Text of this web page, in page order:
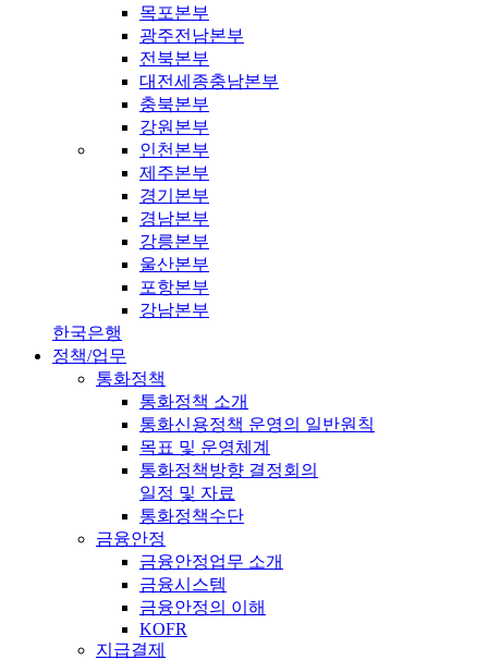
목포본부
광주전남본부
전북본부
대전세종충남본부
충북본부
강원본부
인천본부
제주본부
경기본부
경남본부
강릉본부
울산본부
포항본부
강남본부
한국은행
정책/업무
통화정책
통화정책 소개
통화신용정책 운영의 일반원칙
목표 및 운영체계
통화정책방향 결정회의
일정 및 자료
통화정책수단
금융안정
금융안정업무 소개
금융시스템
금융안정의 이해
KOFR
지급결제